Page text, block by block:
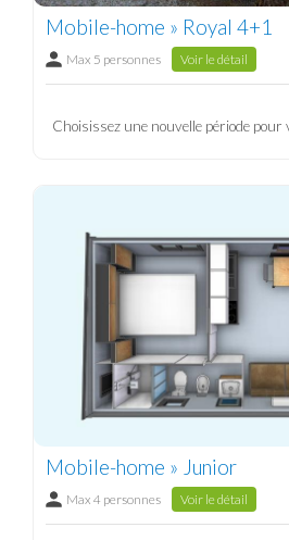
Mobile-home » Royal 4+1
Max 5 personnes Voir le détail
Choisissez une nouvelle période
Mobile-home » Junior
Max 4 personnes Voir le détail